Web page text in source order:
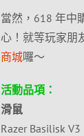
當然，618 年中
心！就等玩家朋
商城囉～
活動品項：
滑鼠
Razer Basilisk